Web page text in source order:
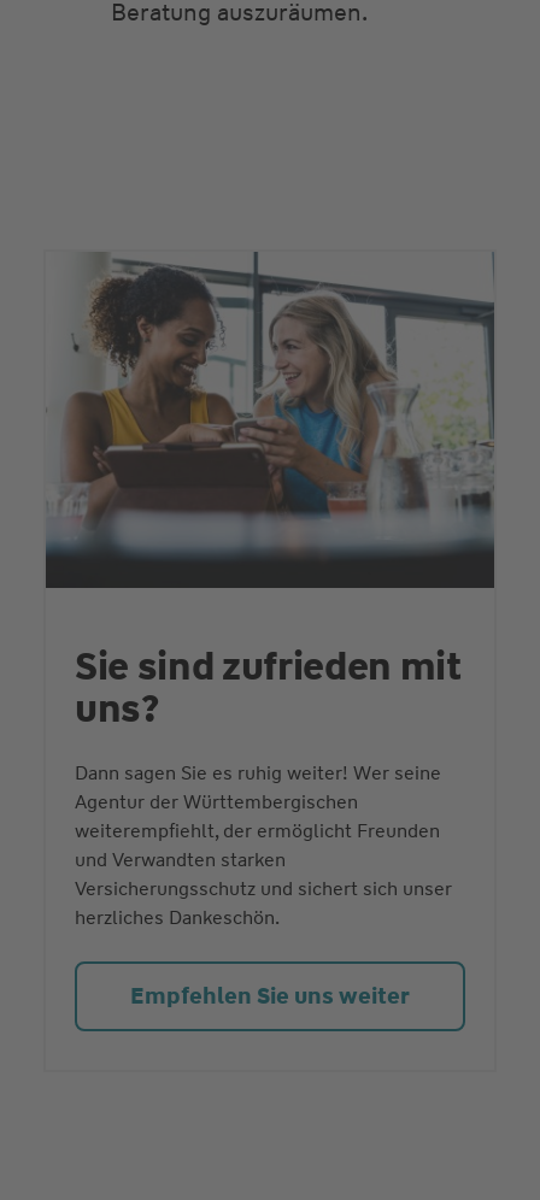
Beratung auszuräumen.
Sie sind zufrieden mit
uns?
Dann sagen Sie es ruhig weiter! Wer seine
Agentur der Württembergischen
weiterempfiehlt, der ermöglicht Freunden
und Verwandten starken
Versicherungsschutz und sichert sich unser
herzliches Dankeschön.
Empfehlen Sie uns weiter